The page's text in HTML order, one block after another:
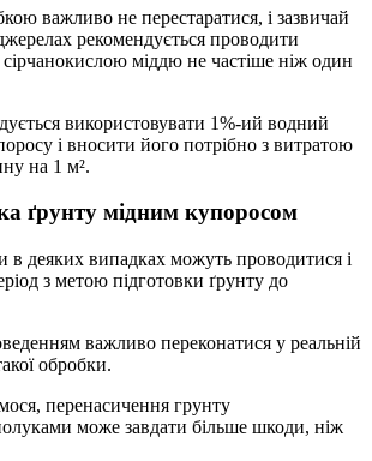
важливо не перестаратися, і зазвичай
рекомендується проводити
міддю не частіше ніж один
використовувати 1%-ий водний
і вносити його потрібно з витратою
на 1 м².
ґрунту мідним купоросом
в деяких випадках можуть проводитися і
з метою підготовки ґрунту до
важливо переконатися у реальній
обробки.
перенасичення грунту
може завдати більше шкоди, ніж